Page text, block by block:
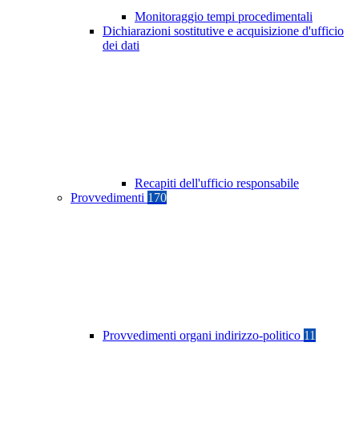
Monitoraggio tempi procedimentali
Dichiarazioni sostitutive e acquisizione d'ufficio
dei dati
Recapiti dell'ufficio responsabile
Provvedimenti 170
Provvedimenti organi indirizzo-politico 11